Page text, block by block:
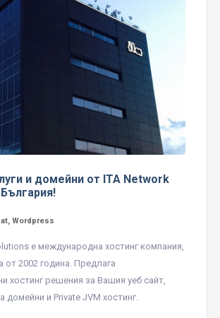
и домейни от ITA Network
Wordpress
е международна хостинг компания,
от 2002 година. Предлага
хостинг решения за Вашия уеб сайт,
домейни и Private JVM хостинг.